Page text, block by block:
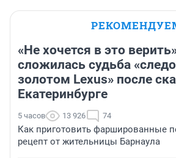
«Не хочется в это
сложилась судьба
золотом Lexus» после
Екатеринбурге
5 часов 13 926 74
Как приготовить фаршированные
рецепт от жительницы Барнаула